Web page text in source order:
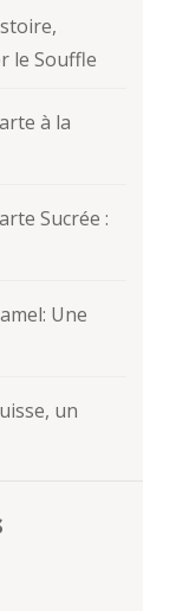
le Souffle
à la
Sucrée :
Une
un